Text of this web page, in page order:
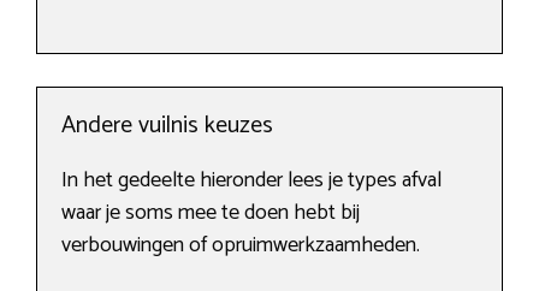
Andere vuilnis keuzes
In het gedeelte hieronder lees je types afval
waar je soms mee te doen hebt bij
verbouwingen of opruimwerkzaamheden.